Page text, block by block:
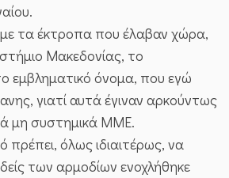
τα έκτροπα που έλαβαν χώρα,
Μακεδονίας, το
εμβληματικό όνομα, που εγώ
γιατί αυτά έγιναν αρκούντως
μη συστημικά ΜΜΕ.
όλως ιδιαιτέρως, να
των αρμοδίων ενοχλήθηκε